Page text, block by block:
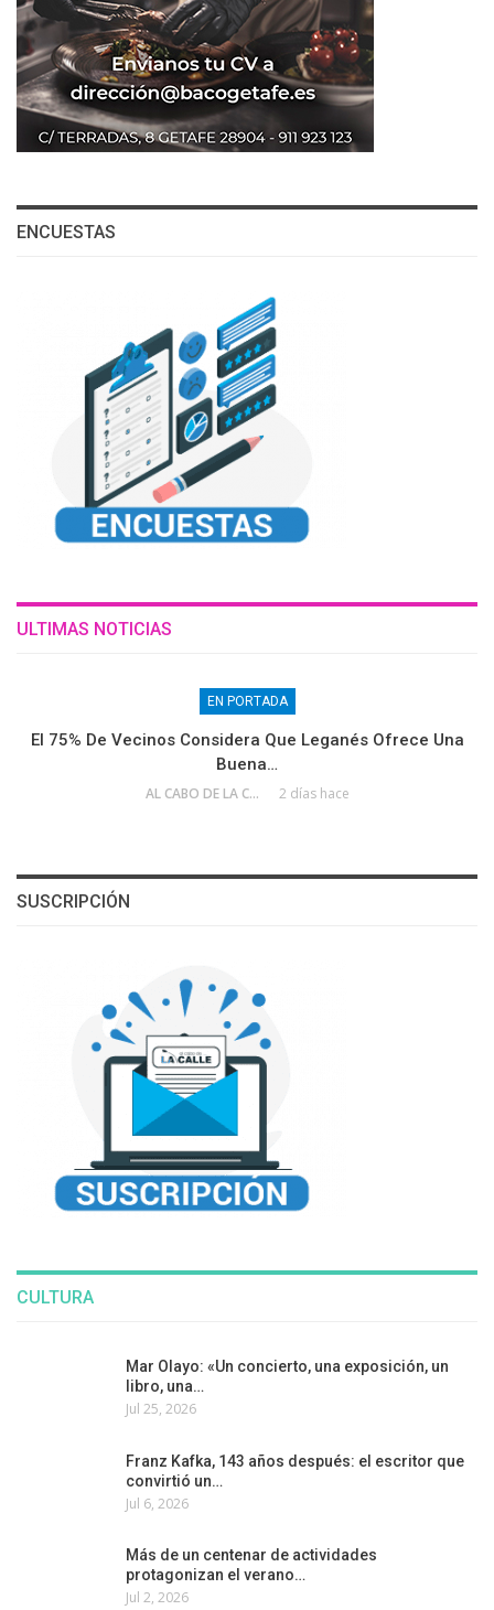
ENCUESTAS
ULTIMAS NOTICIAS
EN PORTADA
El 75% De Vecinos Considera Que Leganés Ofrece Una
Buena…
AL CABO DE LA CALLE 2 días hace
SUSCRIPCIÓN
CULTURA
Mar Olayo: «Un concierto, una exposición, un
libro, una…
Jul 25, 2026
Franz Kafka, 143 años después: el escritor que
convirtió un…
Jul 6, 2026
Más de un centenar de actividades
protagonizan el verano…
Jul 2, 2026